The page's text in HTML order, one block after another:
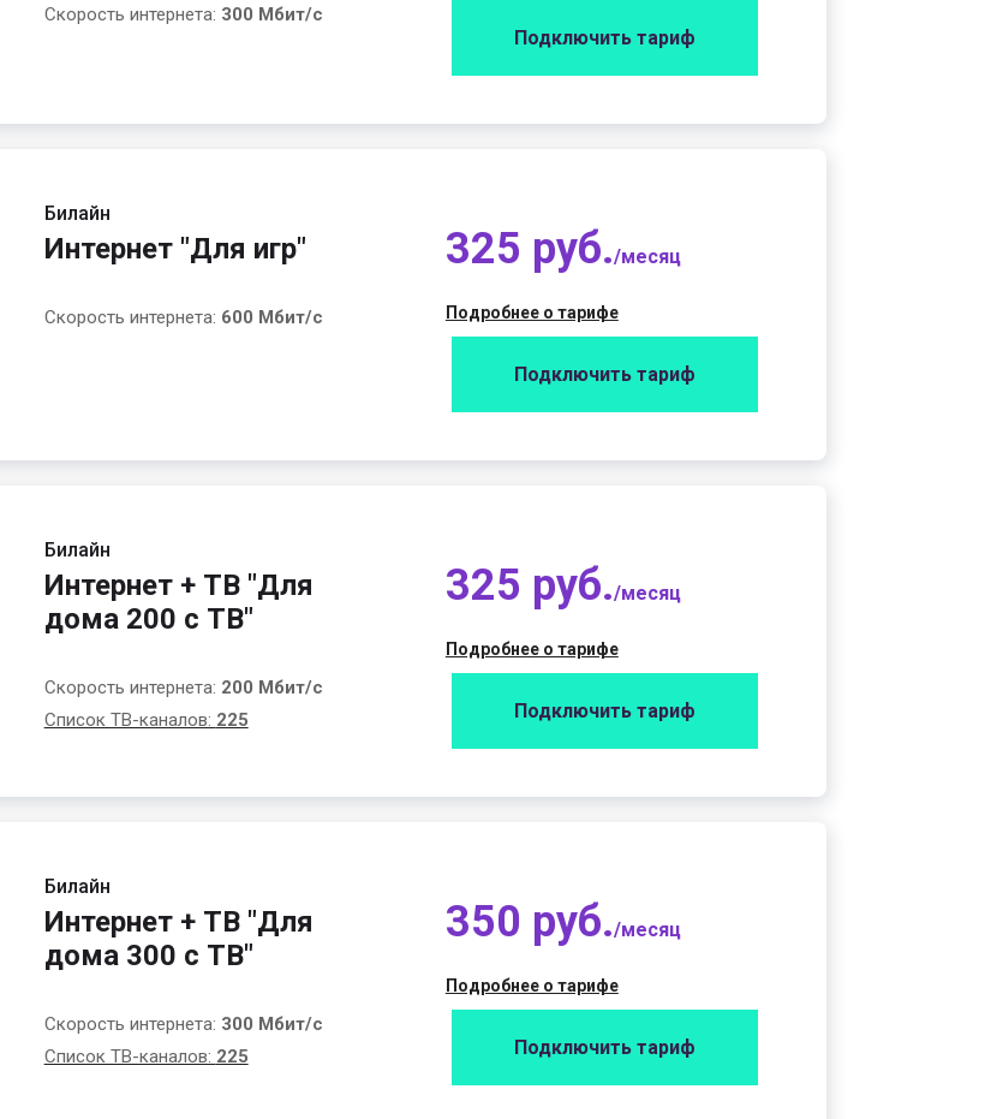
Скорость интернета: 300 Мбит/с
Подключить тариф
Билайн
Интернет "Для игр"
Скорость интернета: 600 Мбит/с
325 руб./месяц
Подробнее о тарифе
Подключить тариф
Билайн
Интернет + ТВ "Для
дома 200 с ТВ"
Скорость интернета: 200 Мбит/с
Список ТВ-каналов: 225
325 руб./месяц
Подробнее о тарифе
Подключить тариф
Билайн
Интернет + ТВ "Для
дома 300 с ТВ"
Скорость интернета: 300 Мбит/с
Список ТВ-каналов: 225
350 руб./месяц
Подробнее о тарифе
Подключить тариф